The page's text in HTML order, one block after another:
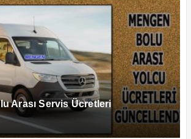
Arası Servis Ücretleri